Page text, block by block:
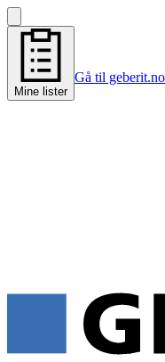
Mine lister
Gå til geberit.no